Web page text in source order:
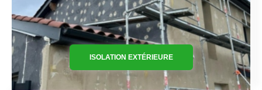
ISOLATION EXTÉRIEURE